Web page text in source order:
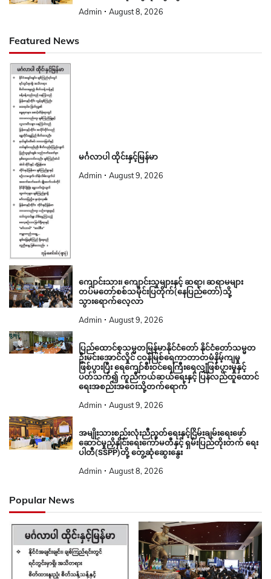
Admin August 8, 2026
Featured News
မင်္ဂလာပါ ထိုင်းနှင့်မြန်မာ
Admin August 9, 2026
ကျောင်းသား၊ ကျောင်းသူများနှင့် ဆရာ၊ ဆရာမများ
တပ်မတော်စစ်သမိုင်းပြတိုက်(နေပြည်တော်)သို့
သွားရောက်လေ့လာ
Admin August 9, 2026
ပြည်ထောင်စုသမ္မတမြန်မာနိုင်ငံတော် နိုင်ငံတော်သမ္မတ
ဦးမင်းအောင်လှိုင် ငဝန်မြစ်ရေကာတာတမံနိမ့်ကျမှု
ဖြစ်ပွားပြီး ရေကျော်စီးဝင်ရေကြီးရေလျှံဖြစ်ပွားမှုနှင့်
ပတ်သက်၍ ကူညီကယ်ဆယ်ရေးနှင့် ပြန်လည်ထူထောင်
ရေးအစည်းအဝေးသို့တက်ရောက်
Admin August 9, 2026
အမျိုးသားစည်းလုံးညီညွတ်ရေးနှင့်ငြိမ်းချမ်းရေးဖော်
ဆောင်မှုညှိနှိုင်းရေးကော်မတီနှင့် ရှမ်းပြည်တိုးတက် ရေး
ပါတီ(SSPP)တို့ တွေ့ဆုံဆွေးနွေး
Admin August 8, 2026
Popular News